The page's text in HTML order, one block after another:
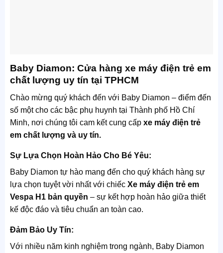
Baby Diamon: Cửa hàng xe máy điện trẻ em
chất lượng uy tín tại TPHCM
Chào mừng quý khách đến với Baby Diamon – điểm đến
số một cho các bậc phụ huynh tại Thành phố Hồ Chí
Minh, nơi chúng tôi cam kết cung cấp xe máy điện trẻ
em chất lượng và uy tín.
Sự Lựa Chọn Hoàn Hảo Cho Bé Yêu:
Baby Diamon tự hào mang đến cho quý khách hàng sự
lựa chọn tuyệt vời nhất với chiếc Xe máy điện trẻ em
Vespa H1 bản quyền – sự kết hợp hoàn hảo giữa thiết
kế độc đáo và tiêu chuẩn an toàn cao.
Đảm Bảo Uy Tín:
Với nhiều năm kinh nghiệm trong ngành, Baby Diamon